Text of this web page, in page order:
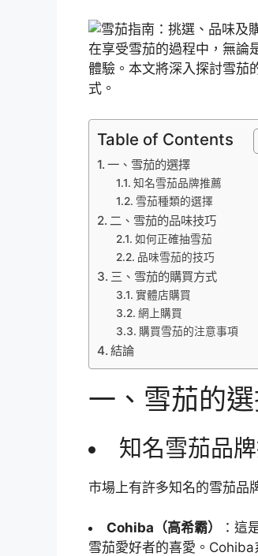
在享受雪茄的過程中，無論
體驗。本文將深入探討雪茄
式。
Table of Contents
一、雪茄的選擇
知名雪茄品牌推薦
雪茄種類的選擇
二、雪茄的品味技巧
如何正確抽雪茄
品味雪茄的技巧
三、雪茄的購買方式
實體店購買
網上購買
購買雪茄的注意事項
結論
一、雪茄的
知名雪茄品
市場上有許多知名的雪茄品
Cohiba（高希霸）
：這
雪茄愛好者的喜愛。